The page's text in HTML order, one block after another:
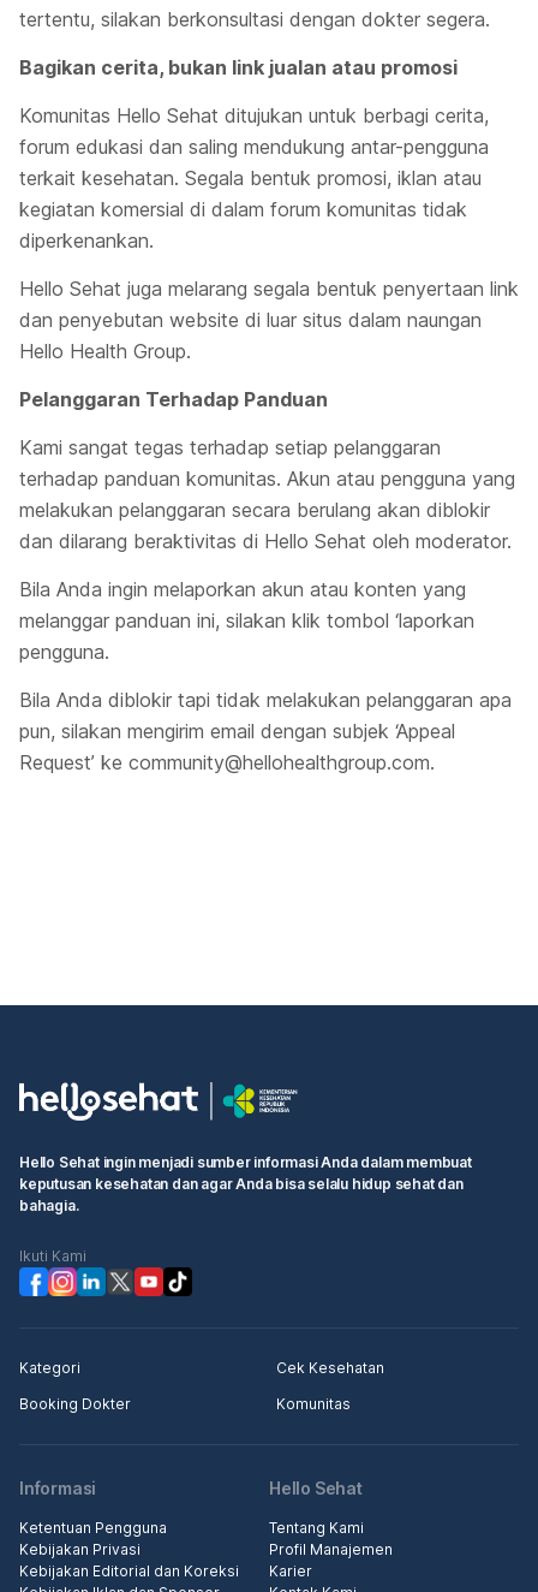
tertentu, silakan berkonsultasi dengan dokter segera.
Bagikan cerita, bukan link jualan atau promosi
Komunitas Hello Sehat ditujukan untuk berbagi cerita,
forum edukasi dan saling mendukung antar-pengguna
terkait kesehatan. Segala bentuk promosi, iklan atau
kegiatan komersial di dalam forum komunitas tidak
diperkenankan.
Hello Sehat juga melarang segala bentuk penyertaan link
dan penyebutan website di luar situs dalam naungan
Hello Health Group.
Pelanggaran Terhadap Panduan
Kami sangat tegas terhadap setiap pelanggaran
terhadap panduan komunitas. Akun atau pengguna yang
melakukan pelanggaran secara berulang akan diblokir
dan dilarang beraktivitas di Hello Sehat oleh moderator.
Bila Anda ingin melaporkan akun atau konten yang
melanggar panduan ini, silakan klik tombol ‘laporkan
pengguna.
Bila Anda diblokir tapi tidak melakukan pelanggaran apa
pun, silakan mengirim email dengan subjek ‘Appeal
Request’ ke community@hellohealthgroup.com.
Hello Sehat ingin menjadi sumber informasi Anda dalam membuat
keputusan kesehatan dan agar Anda bisa selalu hidup sehat dan
bahagia.
Ikuti Kami
Kategori
Cek Kesehatan
Booking Dokter
Komunitas
Informasi
Ketentuan Pengguna
Kebijakan Privasi
Kebijakan Editorial dan Koreksi
Hello Sehat
Tentang Kami
Profil Manajemen
Karier